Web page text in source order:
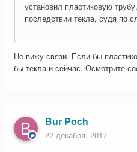
установил пластиковую
последствии текла, судя по
Не вижу связи. Если бы
бы текла и сейчас. Осмотрите
Bur Poch
22 декабря, 2017